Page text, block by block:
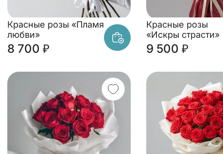
Красные розы «Пламя
любви»
8 700 ₽
Красные розы
«Искры страсти»
9 500 ₽